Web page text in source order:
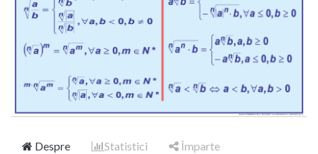
Despre Statistici Împarte